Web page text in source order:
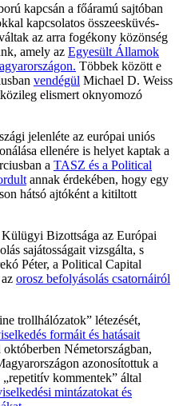
kapcsán a főáramú sajtóban
kapcsolatos összeesküvés-
az arra fogékony közönség
amely az Egyesült Államok
Többek között e
vendégül Michael D. Weiss
elismert oknyomozó
jelenléte az európai uniós
ellenére is helyet kaptak a
a TASZ és a Political
annak érdekében, hogy egy
hátsó ajtóként a kitiltott
Bizottsága az Európai
sajátosságait vizsgálta, s
Péter, a Political Capital
orosz befolyásolás csatornáiról
trollhálózatok” létezését,
formáit és hatásait
októberben Németországban,
azonosítottuk a
kommentek” által
mintázatokat és